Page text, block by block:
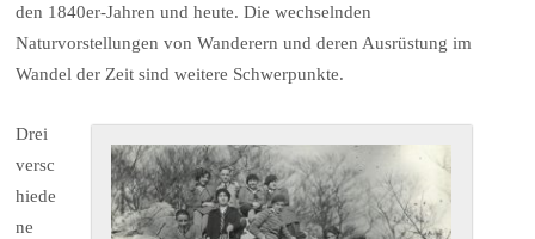
den 1840er-Jahren und heute. Die wechselnden
Naturvorstellungen von Wanderern und deren Ausrüstung im
Wandel der Zeit sind weitere Schwerpunkte.
Drei
versc
hiede
ne